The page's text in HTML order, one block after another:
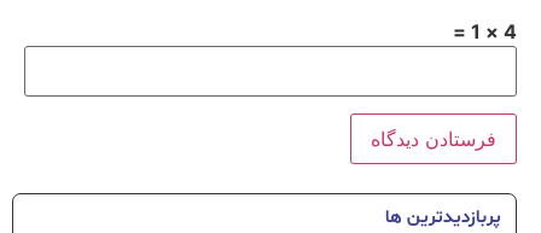
4 × 1 =
پربازدیدترین ها